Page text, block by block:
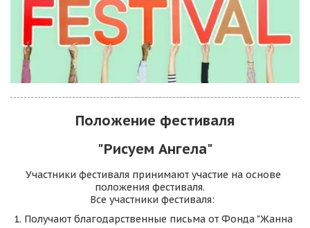
Положение фестиваля
"Рисуем Ангела"
Участники фестиваля принимают участие на основе
положения фестиваля.
Все участники фестиваля:
1. Получают благодарственные письма от Фонда "Жанна